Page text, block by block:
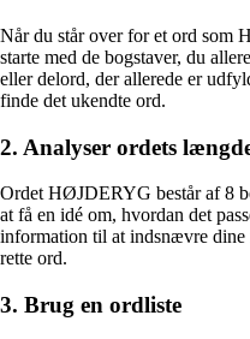
Når du står over for et ord som
starte med de bogstaver, du
eller delord, der allerede er
finde det ukendte ord.
2. Analyser ordets
Ordet HØJDERYG består af 8
at få en idé om, hvordan det
information til at indsnævre dine
rette ord.
3. Brug en ordliste